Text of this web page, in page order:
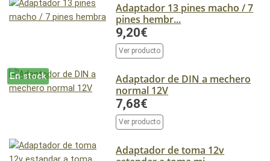
Adaptador 13 pines macho / 7
pines hembr...
9,20€
Ver producto
En stock
Adaptador de DIN a mechero
normal 12V
7,68€
Ver producto
Adaptador de toma 12v